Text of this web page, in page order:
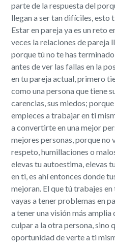
parte de la respuesta del
llegan a ser tan difíciles, esto
Estar en pareja ya es un reto
veces la relaciones de pareja
porque tú no te has
antes de ver las fallas en la
en tu pareja actual, primero
como una persona que tiene
carencias, sus miedos;
empieces a trabajar en ti
a convertirte en una mejor
mejores personas, porque no
respeto, humillaciones o
elevas tu autoestima, elevas
en ti, es ahí entonces donde
mejoran. El que tú trabajes
vayas a tener problemas en
a tener una visión más amplia
culpar a la otra persona, sino
oportunidad de verte a ti